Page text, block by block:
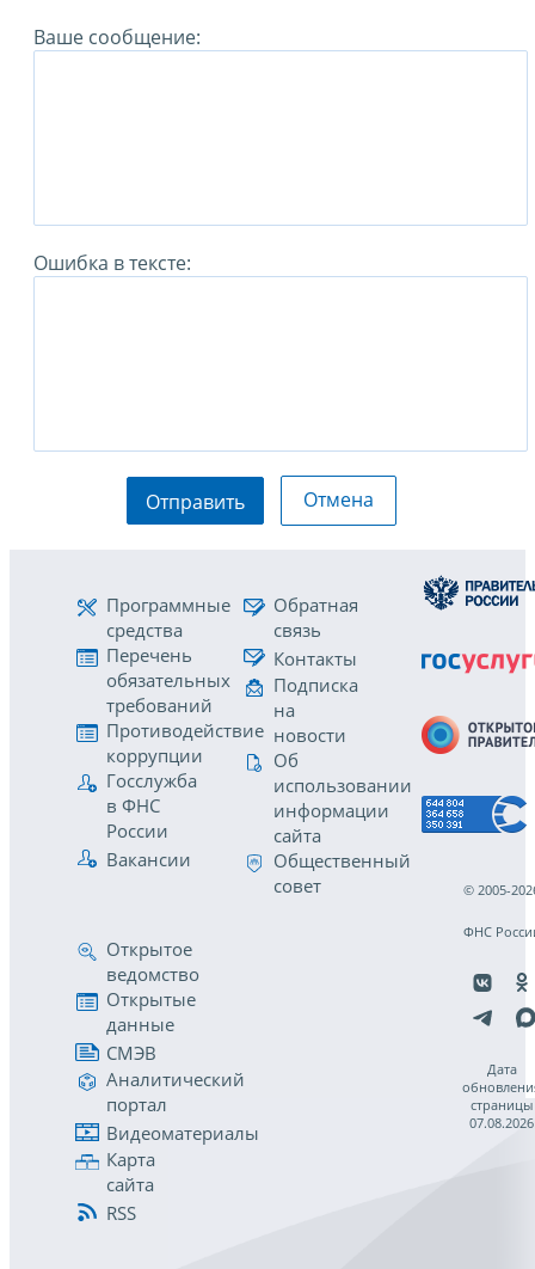
Ваше сообщение:
Ошибка в тексте:
Отправить Отмена
Программные
средства
Перечень
обязательных
требований
Противодействие
коррупции
Госслужба
в ФНС
России
Вакансии
Обратная
связь
Контакты
Подписка
на
новости
Об
использовании
информации
сайта
Общественный
совет
Открытое
ведомство
Открытые
данные
СМЭВ
Аналитический
портал
Видеоматериалы
Карта
сайта
RSS
© 2005-
ФНС
Дата
страницы
07.08.2026